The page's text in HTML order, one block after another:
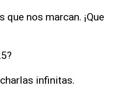
nos marcan. ¡Que
infinitas.